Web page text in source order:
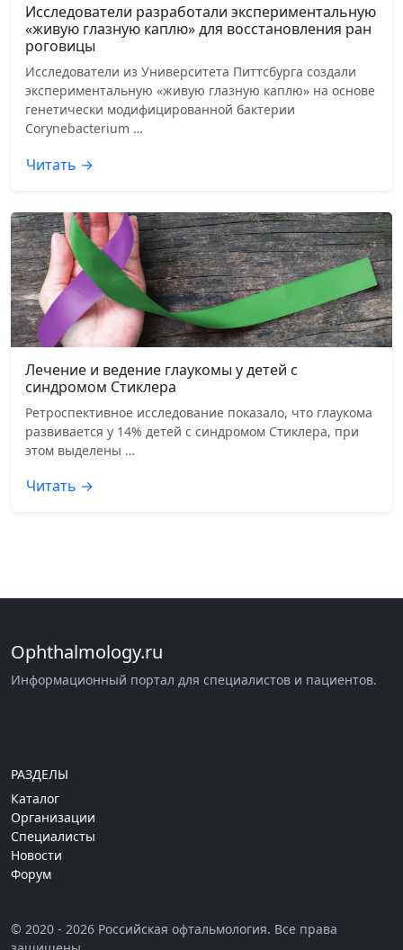
Исследователи разработали экспериментальную
«живую глазную каплю» для восстановления ран
роговицы
Исследователи из Университета Питтсбурга создали
экспериментальную «живую глазную каплю» на основе
генетически модифицированной бактерии
Corynebacterium …
Читать →
Лечение и ведение глаукомы у детей с
синдромом Стиклера
Ретроспективное исследование показало, что глаукома
развивается у 14% детей с синдромом Стиклера, при
этом выделены …
Читать →
Ophthalmology.ru
Информационный портал для специалистов и пациентов.
РАЗДЕЛЫ
Каталог
Организации
Специалисты
Новости
Форум
© 2020 - 2026 Российская офтальмология. Все права